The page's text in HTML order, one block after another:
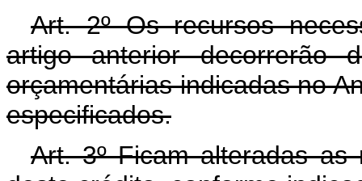
Art. 2º Os recursos
artigo anterior decorrerão
orçamentárias indicadas no
especificados.
Art. 3º Ficam alteradas as